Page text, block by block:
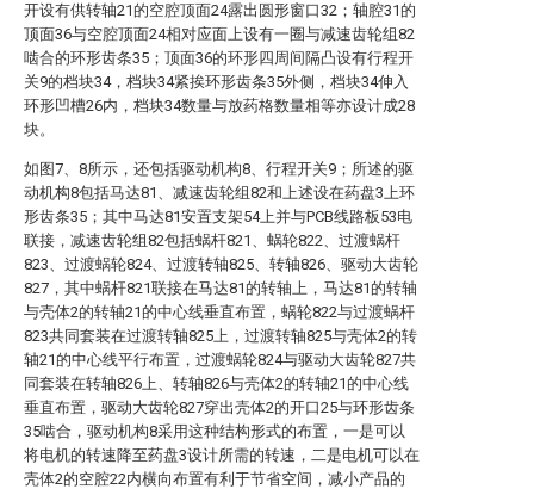
开设有供转轴21的空腔顶面24露出圆形窗口32；轴腔31的
顶面36与空腔顶面24相对应面上设有一圈与减速齿轮组82
啮合的环形齿条35；顶面36的环形四周间隔凸设有行程开
关9的档块34，档块34紧挨环形齿条35外侧，档块34伸入
环形凹槽26内，档块34数量与放药格数量相等亦设计成28
块。
如图7、8所示，还包括驱动机构8、行程开关9；所述的驱
动机构8包括马达81、减速齿轮组82和上述设在药盘3上环
形齿条35；其中马达81安置支架54上并与PCB线路板53电
联接，减速齿轮组82包括蜗杆821、蜗轮822、过渡蜗杆
823、过渡蜗轮824、过渡转轴825、转轴826、驱动大齿轮
827，其中蜗杆821联接在马达81的转轴上，马达81的转轴
与壳体2的转轴21的中心线垂直布置，蜗轮822与过渡蜗杆
823共同套装在过渡转轴825上，过渡转轴825与壳体2的转
轴21的中心线平行布置，过渡蜗轮824与驱动大齿轮827共
同套装在转轴826上、转轴826与壳体2的转轴21的中心线
垂直布置，驱动大齿轮827穿出壳体2的开口25与环形齿条
35啮合，驱动机构8采用这种结构形式的布置，一是可以
将电机的转速降至药盘3设计所需的转速，二是电机可以在
壳体2的空腔22内横向布置有利于节省空间，减小产品的